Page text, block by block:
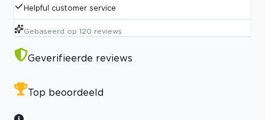
Helpful customer service
Gebaseerd op 120 reviews
Geverifieerde reviews
Top beoordeeld